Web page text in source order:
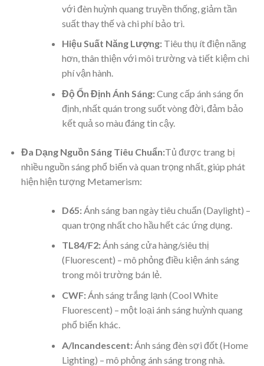
với đèn huỳnh quang truyền thống, giảm tần
suất thay thế và chi phí bảo trì.
Hiệu Suất Năng Lượng:Tiêu thụ ít điện năng
hơn, thân thiện với môi trường và tiết kiệm chi
phí vận hành.
Độ Ổn Định Ánh Sáng:Cung cấp ánh sáng ổn
định, nhất quán trong suốt vòng đời, đảm bảo
kết quả so màu đáng tin cậy.
Đa Dạng Nguồn Sáng Tiêu Chuẩn:Tủ được trang bị
nhiều nguồn sáng phổ biến và quan trọng nhất, giúp phát
hiện hiện tượng Metamerism:
D65:Ánh sáng ban ngày tiêu chuẩn (Daylight) –
quan trọng nhất cho hầu hết các ứng dụng.
TL84/F2:Ánh sáng cửa hàng/siêu thị
(Fluorescent) – mô phỏng điều kiện ánh sáng
trong môi trường bán lẻ.
CWF:Ánh sáng trắng lạnh (Cool White
Fluorescent) – một loại ánh sáng huỳnh quang
phổ biến khác.
A/Incandescent:Ánh sáng đèn sợi đốt (Home
Lighting) – mô phỏng ánh sáng trong nhà.